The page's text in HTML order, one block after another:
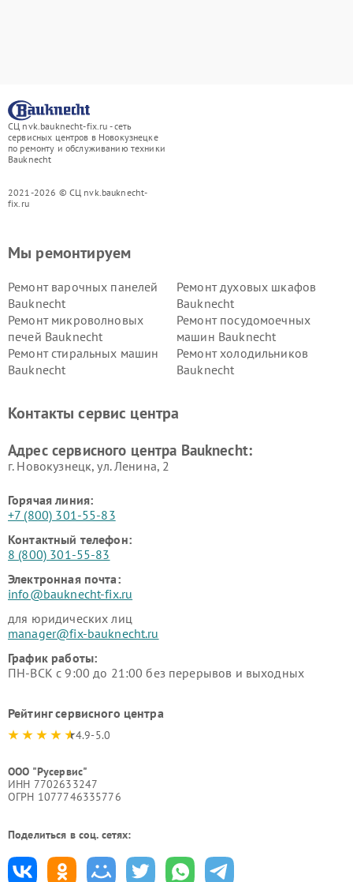
СЦ nvk.bauknecht-fix.ru - сеть
сервисных центров в Новокузнецке
по ремонту и обслуживанию техники
Bauknecht
2021-2026 © СЦ nvk.bauknecht-
fix.ru
Мы ремонтируем
Ремонт варочных панелей
Bauknecht
Ремонт духовых шкафов
Bauknecht
Ремонт микроволновых
печей Bauknecht
Ремонт посудомоечных
машин Bauknecht
Ремонт стиральных машин
Bauknecht
Ремонт холодильников
Bauknecht
Контакты сервис центра
Адрес сервисного центра Bauknecht:
г. Новокузнецк, ул. Ленина, 2
Горячая линия:
+7 (800) 301-55-83
Контактный телефон:
8 (800) 301-55-83
Электронная почта:
info@bauknecht-fix.ru
для юридических лиц
manager@fix-bauknecht.ru
График работы:
ПН-ВСК с 9:00 до 21:00 без перерывов и выходных
Рейтинг сервисного центра
4.9-5.0
ООО "Русервис"
ИНН 7702633247
ОГРН 1077746335776
Поделиться в соц. сетях: